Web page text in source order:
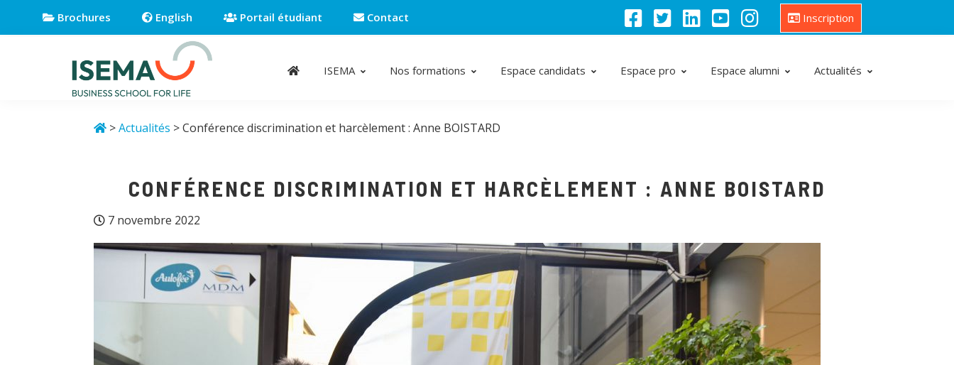
Brochures English Portail étudiant Contact Inscription
school
ISEMA Nos formations Espace candidats Espace pro Espace alumni Actualités
>Actualités > Conférence discrimination et harcèlement : Anne BOISTARD
CONFÉRENCE DISCRIMINATION ET HARCÈLEMENT : ANNE BOISTARD
7 novembre 2022